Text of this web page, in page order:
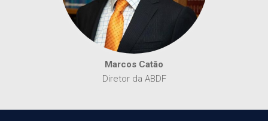
Marcos Catão
Diretor da ABDF